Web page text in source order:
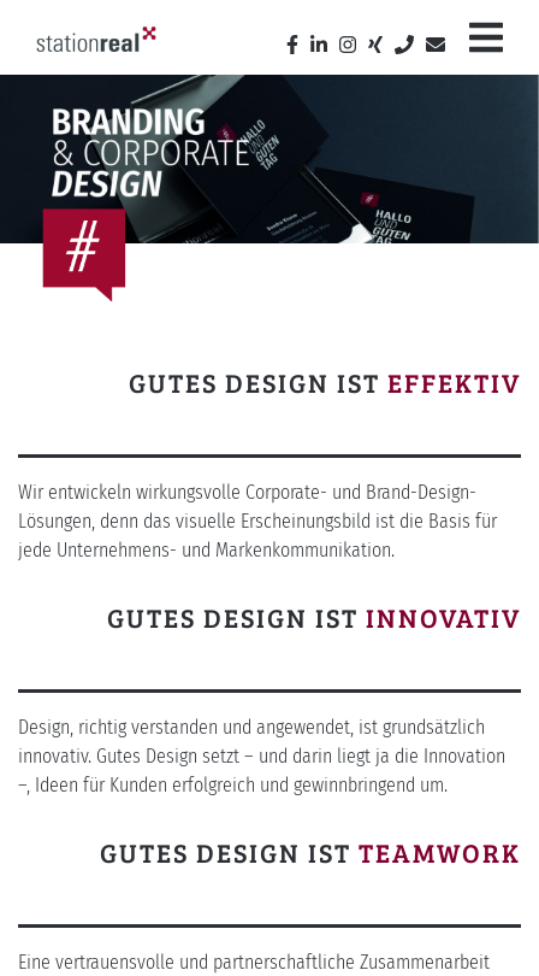
GUTES DESIGN IST EFFEKTIV
Wir entwickeln wirkungsvolle Corporate- und Brand-Design-
Lösungen, denn das visuelle Erscheinungsbild ist die Basis für
jede Unternehmens- und Markenkommunikation.
GUTES DESIGN IST INNOVATIV
Design, richtig verstanden und angewendet, ist grundsätzlich
innovativ. Gutes Design setzt – und darin liegt ja die Innovation
–, Ideen für Kunden erfolgreich und gewinnbringend um.
GUTES DESIGN IST TEAMWORK
Eine vertrauensvolle und partnerschaftliche Zusammenarbeit